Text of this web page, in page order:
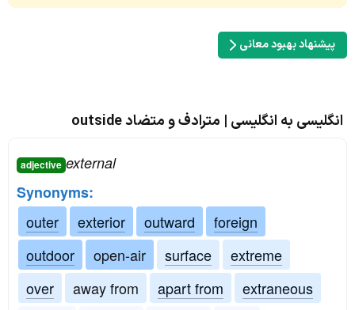
پیشنهاد بهبود معانی
انگلیسی به انگلیسی | مترادف و متضاد outside
adjective external
Synonyms:
outer
exterior outward
foreign
outdoor
open-air surface
extreme
over
away from apart from
extraneous